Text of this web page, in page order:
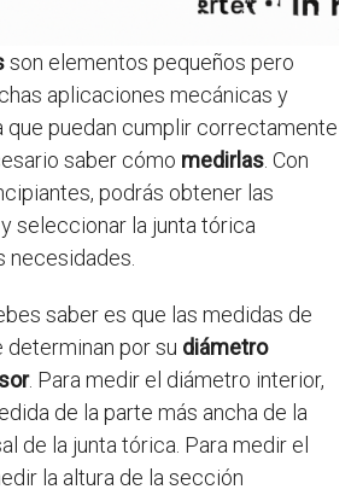
son elementos pequeños pero
aplicaciones mecánicas y
que puedan cumplir correctamente
saber cómo medirlas . Con
podrás obtener las
y seleccionar la junta tórica
necesidades.
saber es que las medidas de
determinan por su diámetro
. Para medir el diámetro interior,
de la parte más ancha de la
de la junta tórica. Para medir el
la altura de la sección